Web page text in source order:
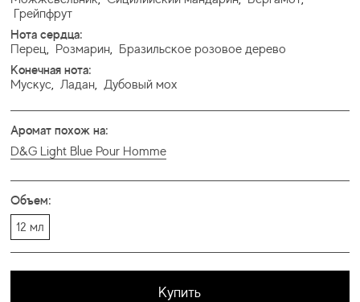
Грейпфрут
Нота сердца:
Перец, Розмарин, Бразильское розовое дерево
Конечная нота:
Мускус, Ладан, Дубовый мох
Аромат похож на:
D&G Light Blue Pour Homme
Объем:
12 мл
Купить